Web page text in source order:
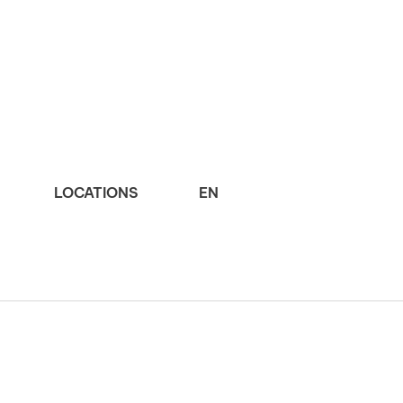
LOCATIONS EN